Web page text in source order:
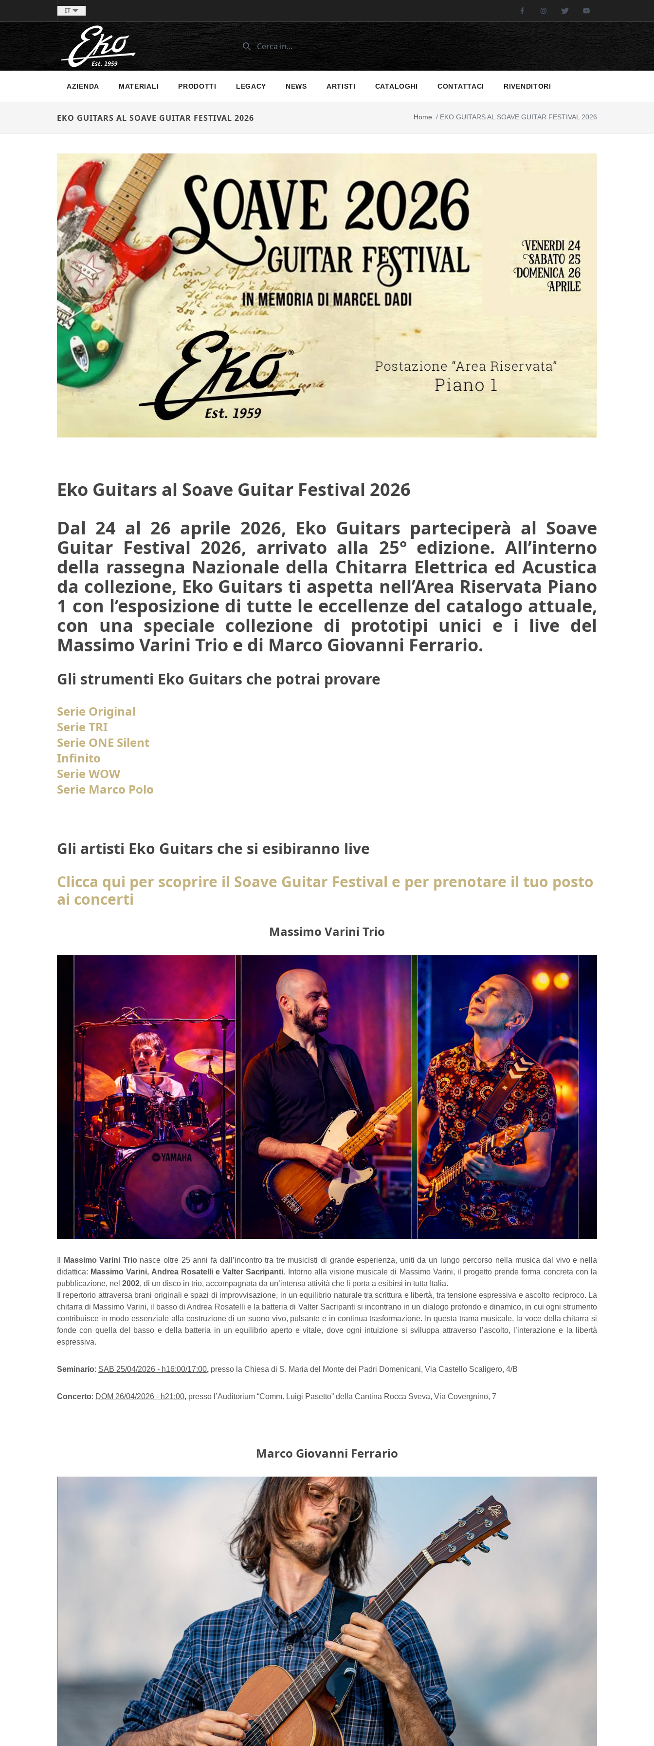
IT FacebookInstagramTwitter
AZIENDA MATERIALI PRODOTTI LEGACY NEWS ARTISTI CATALOGHI CONTATTACI RIVENDITORI
EKO GUITARS AL SOAVE GUITAR FESTIVAL 2026 Home / EKO GUITARS AL SOAVE GUITAR FESTIVAL 2026
Eko Guitars al Soave Guitar Festival 2026
Dal 24 al 26 aprile 2026, Eko Guitars parteciperà al Soave
Guitar Festival 2026, arrivato alla 25° edizione. All’interno
della rassegna Nazionale della Chitarra Elettrica ed Acustica
da collezione, Eko Guitars ti aspetta nell’Area Riservata Piano
1 con l’esposizione di tutte le eccellenze del catalogo attuale,
con una speciale collezione di prototipi unici e i live del
Massimo Varini Trio e di Marco Giovanni Ferrario.
Gli strumenti Eko Guitars che potrai provare
Serie Original
Serie TRI
Serie ONE Silent
Infinito
Serie WOW
Serie Marco Polo
Gli artisti Eko Guitars che si esibiranno live
Clicca qui per scoprire il Soave Guitar Festival e per prenotare il tuo posto
ai concerti
Massimo Varini Trio
Massimo Varini Trionasce oltre 25 anni fa dall’incontro tra tre musicisti di grande esperienza, uniti da un lungo percorso nella musica dal vivo e nella
didattica: Massimo Varini, Andrea Rosatelli e Valter Sacripanti. Intorno alla visione musicale di Massimo Varini, il progetto prende forma concreta con la
pubblicazione, nel 2002, di un disco in trio, accompagnata da un’intensa attività che li porta a esibirsi in tutta Italia.
Il repertorio attraversa brani originali e spazi di improvvisazione, in un equilibrio naturale tra scrittura e libertà, tra tensione espressiva e ascolto reciproco. La
chitarra di Massimo Varini, il basso di Andrea Rosatelli e la batteria di Valter Sacripanti si incontrano in un dialogo profondo e dinamico, in cui ogni strumento
contribuisce in modo essenziale alla costruzione di un suono vivo, pulsante e in continua trasformazione. In questa trama musicale, la voce della chitarra si
fonde con quella del basso e della batteria in un equilibrio aperto e vitale, dove ogni intuizione si sviluppa attraverso l’ascolto, l’interazione e la libertà
espressiva.
Seminario: SAB 25/04/2026 - h16:00/17:00, presso la Chiesa di S. Maria del Monte dei Padri Domenicani, Via Castello Scaligero, 4/B
Concerto: DOM 26/04/2026 - h21:00, presso l’Auditorium “Comm. Luigi Pasetto” della Cantina Rocca Sveva, Via Covergnino, 7
Marco Giovanni Ferrario